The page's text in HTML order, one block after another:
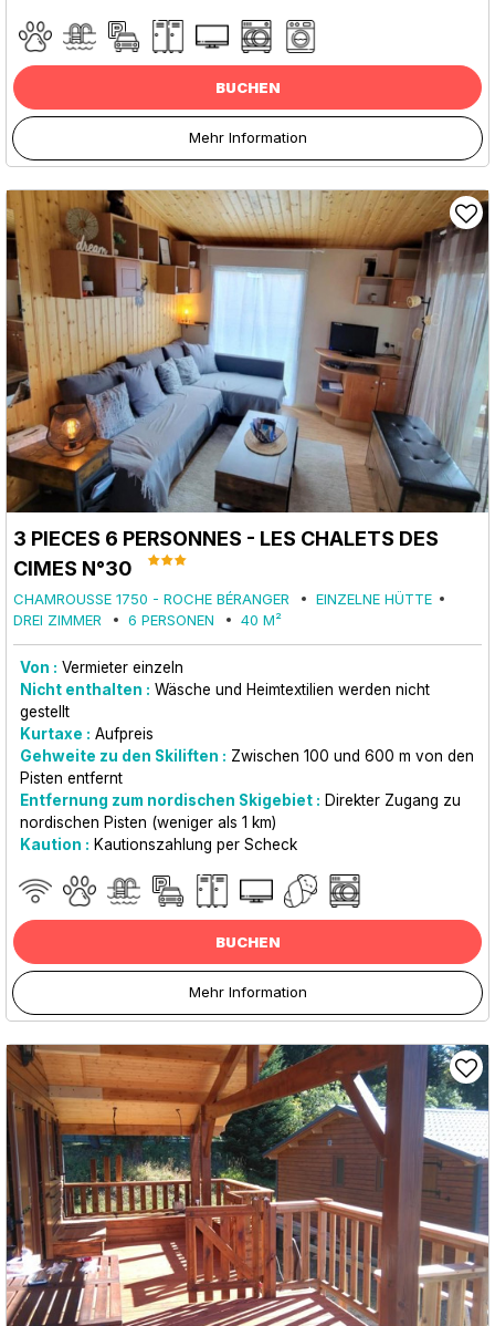
BUCHEN
Mehr Information
3 PIECES 6 PERSONNES - LES CHALETS DES
CIMES N°30
CHAMROUSSE 1750 - ROCHE BÉRANGER
EINZELNE HÜTTE
DREI ZIMMER
6 PERSONEN 40 M²
Von : Vermieter einzeln
Nicht enthalten : Wäsche und Heimtextilien werden nicht
gestellt
Kurtaxe : Aufpreis
Gehweite zu den Skiliften : Zwischen 100 und 600 m von den
Pisten entfernt
Entfernung zum nordischen Skigebiet : Direkter Zugang zu
nordischen Pisten (weniger als 1 km)
Kaution : Kautionszahlung per Scheck
BUCHEN
Mehr Information